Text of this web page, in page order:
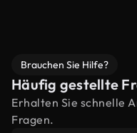
Brauchen Sie Hilfe?
Häufig gestellte
Erhalten Sie schnelle
Fragen.